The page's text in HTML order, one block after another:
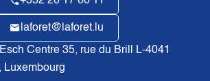
laforet@laforet.lu
Centre 35, rue du Brill L-4041
Luxembourg